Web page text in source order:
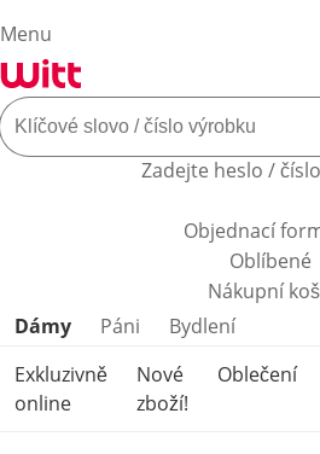
Menu
Zadejte heslo /
Objednací
Oblíbené
Nákupní
Přeskočit kategorie produktů
Dámy Páni
Bydlení
Exkluzivně
online
Nové
zboží!
Oblečení